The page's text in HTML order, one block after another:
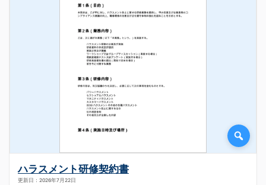
ハラスメント研修契約書
更新日：2026年7月22日